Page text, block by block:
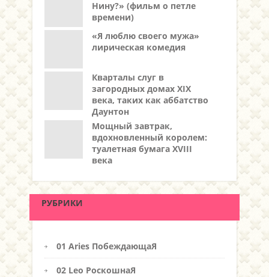
Нину?» (фильм о петле
времени)
«Я люблю своего мужа»
лирическая комедия
Кварталы слуг в
загородных домах XIX
века, таких как аббатство
Даунтон
Мощный завтрак,
вдохновленный королем:
туалетная бумага XVIII
века
РУБРИКИ
01 Aries ПобеждающаЯ
02 Leo РоскошнаЯ